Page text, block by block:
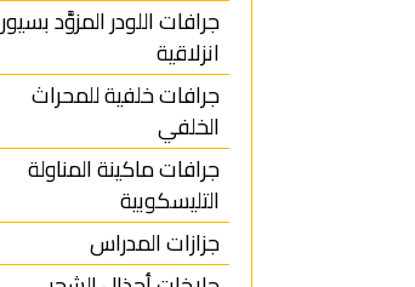
جرافات اللودر المزوَّد بسيور
انزلاقية
جرافات خلفية للمحراث
الخلفي
جرافات ماكينة المناولة
التليسكوبية
جزازات المدراس